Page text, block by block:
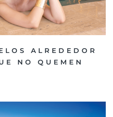
ALREDEDOR
NO QUEMEN